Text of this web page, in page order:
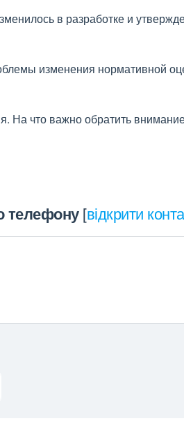
в разработке и
изменения нормативной
На что важно обратить
телефону[відкрити